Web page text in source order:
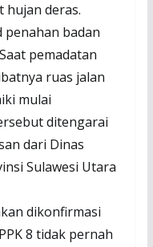
hujan deras.
penahan badan
pemadatan
ruas jalan
mulai
ditengarai
dari Dinas
Sulawesi Utara
dikonfirmasi
8 tidak pernah